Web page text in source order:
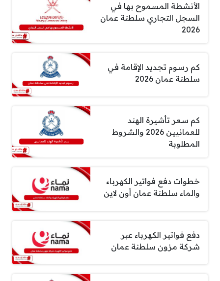
الأنشطة المسموح بها في
السجل التجاري سلطنة عمان
2026
كم رسوم تجديد الإقامة في
سلطنة عمان 2026
كم سعر تأشيرة الهند
للعمانيين 2026 والشروط
المطلوبة
خطوات دفع فواتير الكهرباء
والماء سلطنة عمان أون لاين
دفع فواتير الكهرباء عبر
شركة مزون سلطنة عمان